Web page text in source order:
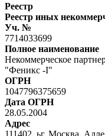
Реестр
Реестр иных
Уч. №
7714033699
Полное наименование
Некоммерческое
"Феникс -I"
ОГРН
1047796375659
Дата ОГРН
28.05.2004
Адрес
111402, ьг. Москва,